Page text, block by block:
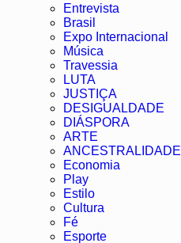
Entrevista
Brasil
Expo Internacional
Música
Travessia
LUTA
JUSTIÇA
DESIGUALDADE
DIÁSPORA
ARTE
ANCESTRALIDADE
Economia
Play
Estilo
Cultura
Fé
Esporte